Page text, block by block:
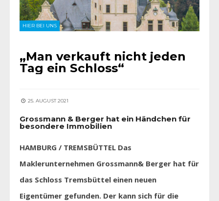
HIER BEI UNS
„Man verkauft nicht jeden
Tag ein Schloss“
25. AUGUST 2021
Grossmann & Berger hat ein Händchen für
besondere Immobilien
HAMBURG / TREMSBÜTTEL Das
Maklerunternehmen Grossmann& Berger hat für
das Schloss Tremsbüttel einen neuen
Eigentümer gefunden. Der kann sich für die